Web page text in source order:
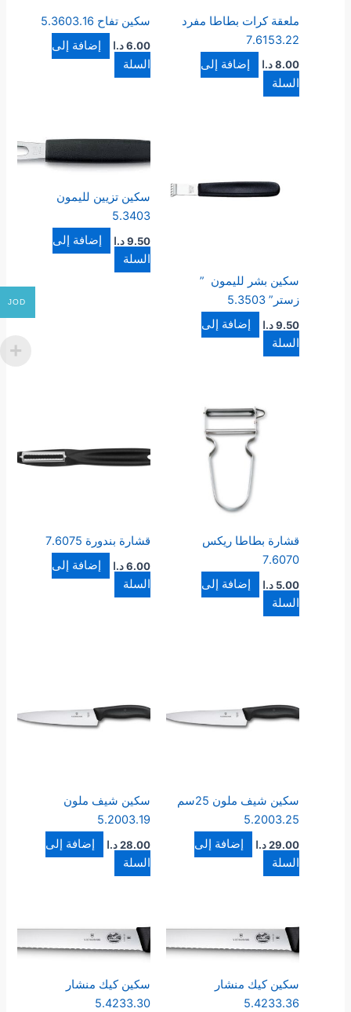
ملعقة كرات بطاطا مفرد
7.6153.22
8.00 د.ا
إضافة إلى
السلة
سكين تفاح 5.3603.16
6.00د.ا
إضافة إلى
السلة
سكين بشر لليمون ”
زستر” 5.3503
9.50 د.ا
إضافة إلى
السلة
سكين تزيين لليمون
5.3403
9.50د.ا
إضافة إلى
السلة
قشارة بطاطا ريكس
7.6070
5.00 د.ا
إضافة إلى
السلة
قشارة بندورة 7.6075
6.00د.ا
إضافة إلى
السلة
سكين شيف ملون 25سم
5.2003.25
29.00 د.ا
إضافة إلى
السلة
سكين شيف ملون
5.2003.19
28.00د.ا
إضافة إلى
السلة
سكين كيك منشار
5.4233.36
سكين كيك منشار
5.4233.30
JOD